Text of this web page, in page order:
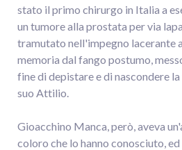
stato il primo chirurgo in Italia a
un tumore alla prostata per via
tramutato nell'impegno lacerante
memoria dal fango postumo,
fine di depistare e di nascondere
suo Attilio.
Gioacchino Manca, però, aveva
coloro che lo hanno conosciuto,